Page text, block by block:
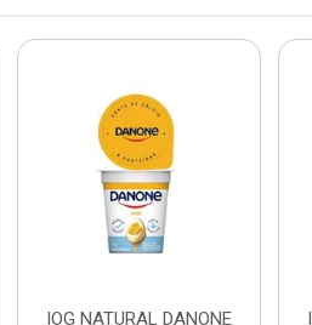
IOG NATURAL DANONE